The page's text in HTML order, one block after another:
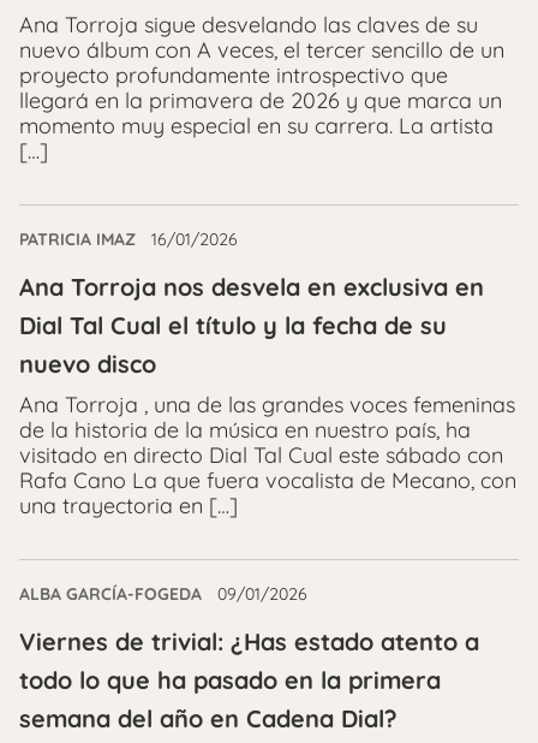
Ana Torroja sigue desvelando las claves de su
nuevo álbum con A veces, el tercer sencillo de un
proyecto profundamente introspectivo que
llegará en la primavera de 2026 y que marca un
momento muy especial en su carrera. La artista
[…]
PATRICIA IMAZ 16/01/2026
Ana Torroja nos desvela en exclusiva en
Dial Tal Cual el título y la fecha de su
nuevo disco
Ana Torroja , una de las grandes voces femeninas
de la historia de la música en nuestro país, ha
visitado en directo Dial Tal Cual este sábado con
Rafa Cano La que fuera vocalista de Mecano, con
una trayectoria en […]
ALBA GARCÍA-FOGEDA 09/01/2026
Viernes de trivial: ¿Has estado atento a
todo lo que ha pasado en la primera
semana del año en Cadena Dial?